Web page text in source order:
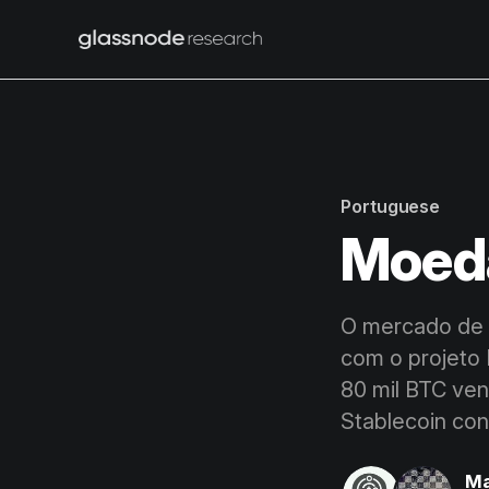
Portuguese
O mercado
com o projeto
80 mil BTC
Stablecoin